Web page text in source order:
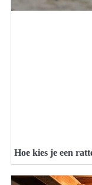
Hoe kies je een